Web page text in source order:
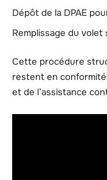
Dépôt de la DPAE
Remplissage du volet
Cette procédure
restent en
et de l’assistance